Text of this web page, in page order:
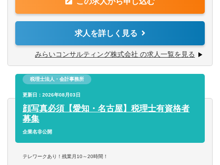
■監査法人ご出身の方
【求める人物像】
■個人プレーでなくチームで取組む体制に魅力を感じる方
■できることの幅を拡げたい、ゼネラリスト志向の方
■同社ＨＰもご覧いただいた上で、「人」「お客様」等、同
社の考え方に共感いただける方
定・支援まで、一貫したサポートを行ないます。
■日本国内の中堅・中小企業を対象にした経営コンサルティ
ング業務をお任せします。
■あなたの希望・成長に応じて、企業再生・成長戦略・
〈現状分析と課題発見〉
■対象企業へのヒアリングや資料分析を通じて、事業の収益
性や成長性、財務状況を調査し、経営課題を把握します。
求人を詳しく見る
みらいコンサルティング株式会社 の求人一覧を見る
税理士法人・会計事務所
更新日：2026年08月03日
顔写真必須【愛知・名古屋】税理士有資格者
募集
企業名非公開
テレワークあり！残業月10～20時間！